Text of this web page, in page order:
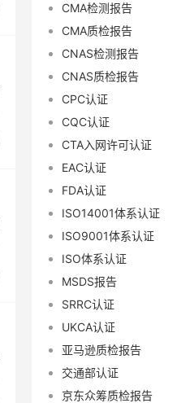
CMA检测报告
CMA质检报告
CNAS检测报告
CNAS质检报告
CPC认证
CQC认证
CTA入网许可认证
EAC认证
FDA认证
ISO14001体系认证
ISO9001体系认证
ISO体系认证
MSDS报告
SRRC认证
UKCA认证
亚马逊质检报告
交通部认证
京东众筹质检报告